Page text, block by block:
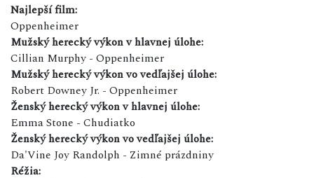
Najlepší film:
Oppenheimer
Mužský herecký výkon v hlavnej úlohe:
Cillian Murphy - Oppenheimer
Mužský herecký výkon vo vedľajšej úlohe:
Robert Downey Jr. - Oppenheimer
Ženský herecký výkon v hlavnej úlohe:
Emma Stone - Chudiatko
Ženský herecký výkon vo vedľajšej úlohe:
Da'Vine Joy Randolph - Zimné prázdniny
Réžia: